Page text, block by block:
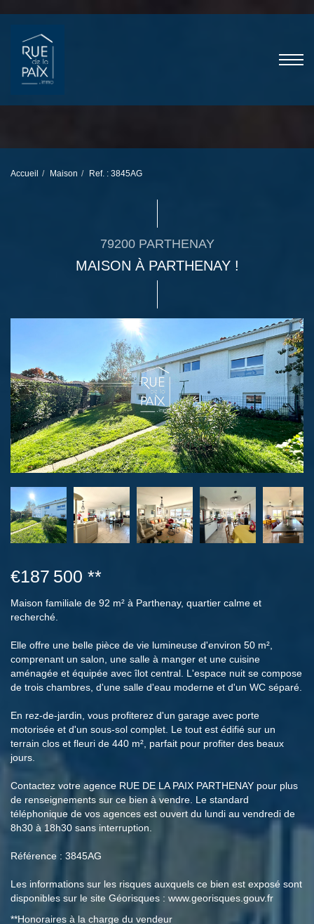
Accueil Maison Ref. : 3845AG
79200 PARTHENAY
MAISON À PARTHENAY !
€187 500 **
Maison familiale de 92 m² à Parthenay, quartier calme et
recherché.
Elle offre une belle pièce de vie lumineuse d'environ 50 m²,
comprenant un salon, une salle à manger et une cuisine
aménagée et équipée avec îlot central. L'espace nuit se compose
de trois chambres, d'une salle d'eau moderne et d'un WC séparé.
En rez-de-jardin, vous profiterez d'un garage avec porte
motorisée et d'un sous-sol complet. Le tout est édifié sur un
terrain clos et fleuri de 440 m², parfait pour profiter des beaux
jours.
Contactez votre agence RUE DE LA PAIX PARTHENAY pour plus
de renseignements sur ce bien à vendre. Le standard
téléphonique de vos agences est ouvert du lundi au vendredi de
8h30 à 18h30 sans interruption.
Référence : 3845AG
Les informations sur les risques auxquels ce bien est exposé sont
disponibles sur le site Géorisques : www.georisques.gouv.fr
**Honoraires à la charge du vendeur